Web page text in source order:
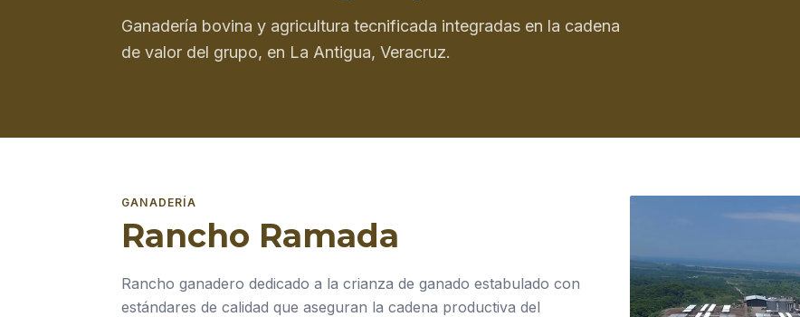
Ganadería bovina y agricultura tecnificada integradas en la cadena
de valor del grupo, en La Antigua, Veracruz.
GANADERÍA
Rancho Ramada
Rancho ganadero dedicado a la crianza de ganado estabulado con
estándares de calidad que aseguran la cadena productiva del